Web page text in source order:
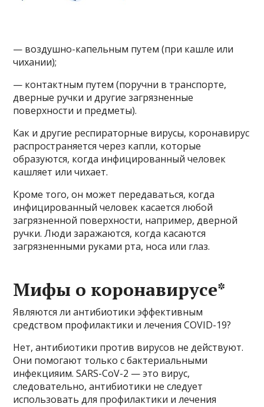
— воздушно-капельным путем (при кашле или
чихании);
— контактным путем (поручни в транспорте,
дверные ручки и другие загрязненные
поверхности и предметы).
Как и другие респираторные вирусы, коронавирус
распространяется через капли, которые
образуются, когда инфицированный человек
кашляет или чихает.
Кроме того, он может передаваться, когда
инфицированный человек касается любой
загрязненной поверхности, например, дверной
ручки. Люди заражаются, когда касаются
загрязненными руками рта, носа или глаз.
Мифы о коронавирусе*
Являются ли антибиотики эффективным
средством профилактики и лечения COVID-19?
Нет, антибиотики против вирусов не действуют.
Они помогают только с бактериальными
инфекцияим. SARS-CoV-2 — это вирус,
следовательно, антибиотики не следует
использовать для профилактики и лечения